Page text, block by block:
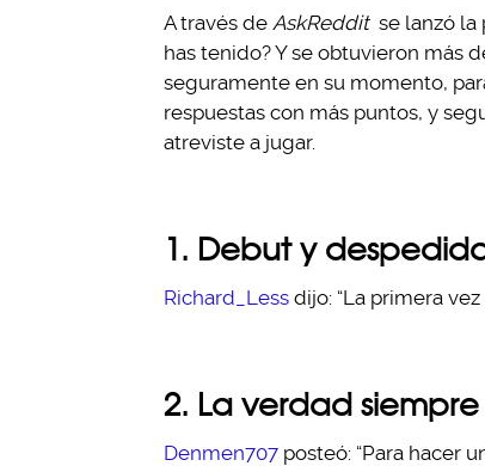
A través de AskReddit se lanzó la
has tenido? Y se obtuvieron más
seguramente en su momento,
respuestas con más puntos, y
atreviste a jugar.
1. Debut y
Richard_Less dijo: “La primera
2. La verdad
Denmen707 posteó: “Para hacer